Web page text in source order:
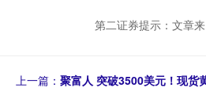
第二证券提示：文章
上一篇： 聚富人 突破3500美元！现货